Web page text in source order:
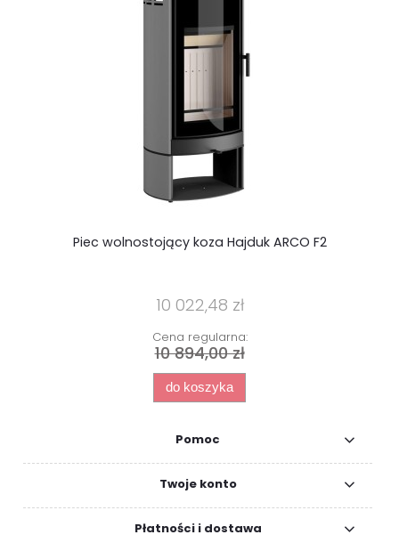
Piec wolnostojący koza Hajduk ARCO F2
10 022,48 zł
Cena regularna:
10 894,00 zł
do koszyka
Pomoc
Twoje konto
Płatności i dostawa